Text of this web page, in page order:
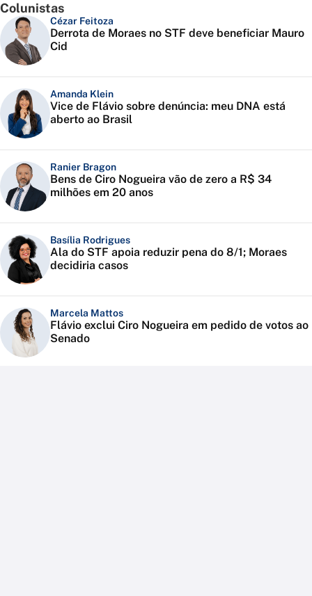
Colunistas
Cézar Feitoza
Derrota de Moraes no STF deve beneficiar Mauro
Cid
Amanda Klein
Vice de Flávio sobre denúncia: meu DNA está
aberto ao Brasil
Ranier Bragon
Bens de Ciro Nogueira vão de zero a R$ 34
milhões em 20 anos
Basília Rodrigues
Ala do STF apoia reduzir pena do 8/1; Moraes
decidiria casos
Marcela Mattos
Flávio exclui Ciro Nogueira em pedido de votos ao
Senado